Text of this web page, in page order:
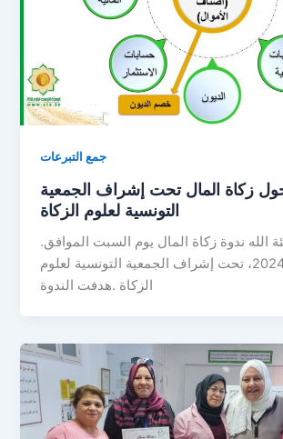
جمع التبرعات
زكاة المال تحت إشراف الجمعية
التونسية لعلوم الزكاة
.انعقدت بمشيئة الله ندوة زكاة المال يوم السبت الموافق
30 نوفمبر 2024، تحت إشراف الجمعية التونسية لعلوم
الزكاة .هدفت الندوة